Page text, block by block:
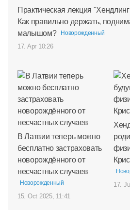
Практическая лекция
Как правильно держать,
малышом?
Новорожденный
17. Apr 10:26
В Латвии теперь можно
бесплатно застраховать
новорождённого от
несчастных случаев
Новорожденный
15. Oct 2025, 11:41
17.